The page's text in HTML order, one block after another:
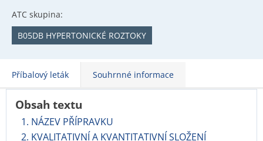
ATC skupina:
B05DB HYPERTONICKÉ ROZTOKY
Příbalový leták Souhrnné informace
Obsah textu
1. NÁZEV PŘÍPRAVKU
2. KVALITATIVNÍ A KVANTITATIVNÍ SLOŽENÍ